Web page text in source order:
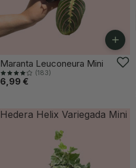
+
Maranta Leuconeura Mini
(183)
6,99 €
Hedera Helix Variegada Mini